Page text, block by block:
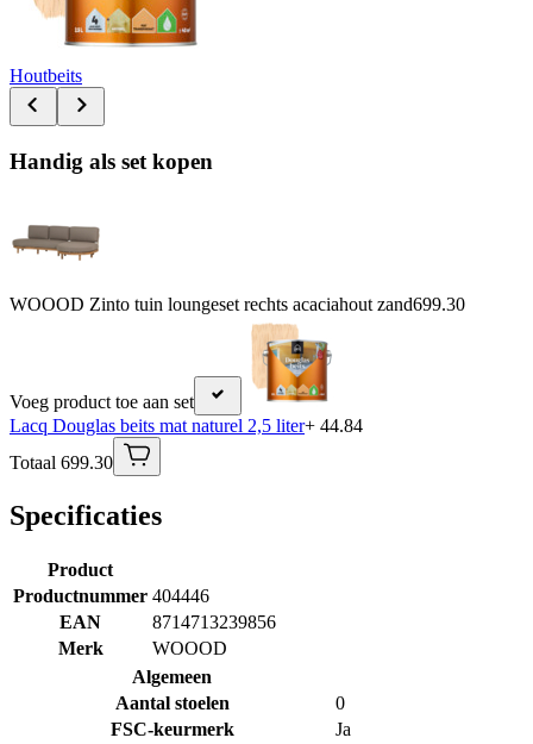
Houtbeits
Handig als set kopen
WOOOD Zinto tuin loungeset rechts acaciahout zand699.30
Voeg product toe aan set
Lacq Douglas beits mat naturel 2,5 liter+ 44.84
Totaal 699.30
Specificaties
Product
Productnummer 404446
EAN
8714713239856
Merk
WOOOD
Algemeen
Aantal stoelen
0
FSC-keurmerk
Ja